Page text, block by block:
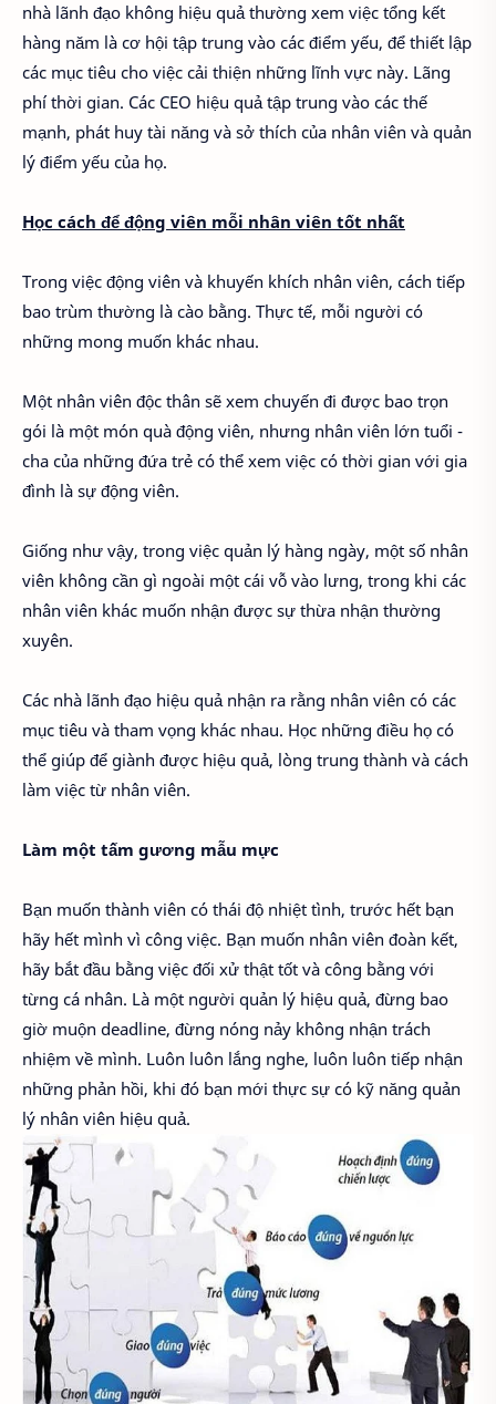
nhà lãnh đạo không hiệu quả thường xem việc tổng kết
hàng năm là cơ hội tập trung vào các điểm yếu, để thiết lập
các mục tiêu cho việc cải thiện những lĩnh vực này. Lãng
phí thời gian. Các CEO hiệu quả tập trung vào các thế
mạnh, phát huy tài năng và sở thích của nhân viên và quản
lý điểm yếu của họ.
Học cách để động viên mỗi nhân viên tốt nhất
Trong việc động viên và khuyến khích nhân viên, cách tiếp
bao trùm thường là cào bằng. Thực tế, mỗi người có
những mong muốn khác nhau.
Một nhân viên độc thân sẽ xem chuyến đi được bao trọn
gói là một món quà động viên, nhưng nhân viên lớn tuổi -
cha của những đứa trẻ có thể xem việc có thời gian với gia
đình là sự động viên.
Giống như vậy, trong việc quản lý hàng ngày, một số nhân
viên không cần gì ngoài một cái vỗ vào lưng, trong khi các
nhân viên khác muốn nhận được sự thừa nhận thường
xuyên.
Các nhà lãnh đạo hiệu quả nhận ra rằng nhân viên có các
mục tiêu và tham vọng khác nhau. Học những điều họ có
thể giúp để giành được hiệu quả, lòng trung thành và cách
làm việc từ nhân viên.
Làm một tấm gương mẫu mực
Bạn muốn thành viên có thái độ nhiệt tình, trước hết bạn
hãy hết mình vì công việc. Bạn muốn nhân viên đoàn kết,
hãy bắt đầu bằng việc đối xử thật tốt và công bằng với
từng cá nhân. Là một người quản lý hiệu quả, đừng bao
giờ muộn deadline, đừng nóng nảy không nhận trách
nhiệm về mình. Luôn luôn lắng nghe, luôn luôn tiếp nhận
những phản hồi, khi đó bạn mới thực sự có kỹ năng quản
lý nhân viên hiệu quả.